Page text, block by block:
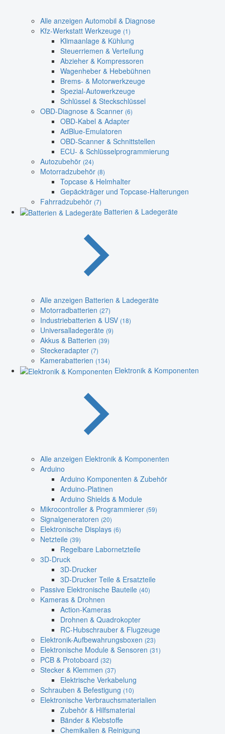
Alle anzeigen Automobil & Diagnose
Kfz-Werkstatt Werkzeuge (1)
Klimaanlage & Kühlung
Steuerriemen & Verteilung
Abzieher & Kompressoren
Wagenheber & Hebebühnen
Brems- & Motorwerkzeuge
Spezial-Autowerkzeuge
Schlüssel & Steckschlüssel
OBD-Diagnose & Scanner (6)
OBD-Kabel & Adapter
AdBlue-Emulatoren
OBD-Scanner & Schnittstellen
ECU- & Schlüsselprogrammierung
Autozubehör (24)
Motorradzubehör (8)
Topcase & Helmhalter
Gepäckträger und Topcase-Halterungen
Fahrradzubehör (7)
Batterien & Ladegeräte
Alle anzeigen Batterien & Ladegeräte
Motorradbatterien (27)
Industriebatterien & USV (18)
Universalladegeräte (9)
Akkus & Batterien (39)
Steckeradapter (7)
Kamerabatterien (134)
Elektronik & Komponenten
Alle anzeigen Elektronik & Komponenten
Arduino
Arduino Komponenten & Zubehör
Arduino-Platinen
Arduino Shields & Module
Mikrocontroller & Programmierer (59)
Signalgeneratoren (20)
Elektronische Displays (6)
Netzteile (39)
Regelbare Labornetzteile
3D-Druck
3D-Drucker
3D-Drucker Teile & Ersatzteile
Passive Elektronische Bauteile (40)
Kameras & Drohnen
Action-Kameras
Drohnen & Quadrokopter
RC-Hubschrauber & Flugzeuge
Elektronik-Aufbewahrungsboxen (23)
Elektronische Module & Sensoren (31)
PCB & Protoboard (32)
Stecker & Klemmen (37)
Elektrische Verkabelung
Schrauben & Befestigung (10)
Elektronische Verbrauchsmaterialien
Zubehör & Hilfsmaterial
Bänder & Klebstoffe
Chemikalien & Reinigung